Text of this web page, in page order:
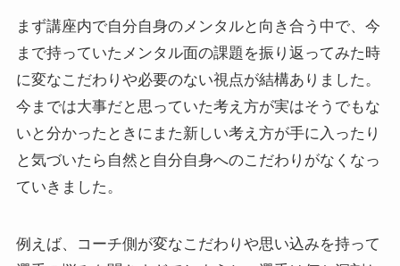
まず講座内で自分自身のメンタルと向き合う中で、今
まで持っていたメンタル面の課題を振り返ってみた時
に変なこだわりや必要のない視点が結構ありました。
今までは大事だと思っていた考え方が実はそうでもな
いと分かったときにまた新しい考え方が手に入ったり
と気づいたら自然と自分自身へのこだわりがなくなっ
ていきました。
例えば、コーチ側が変なこだわりや思い込みを持って